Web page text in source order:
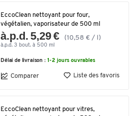
EccoClean nettoyant pour four,
végétalien, vaporisateur de 500 ml
à.p.d. 5,29 € (10,58 € / l)
à.p.d. 3 bout. à 500 ml
Délai de livraison : 1-2 jours ouvrables
Comparer Liste des favoris
EccoClean nettoyant pour vitres,